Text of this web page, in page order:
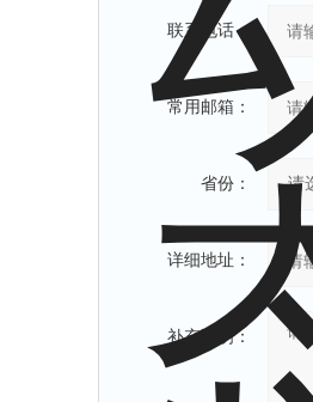
联系电话：
常用邮箱：
省份：
详细地址：
补充说明：